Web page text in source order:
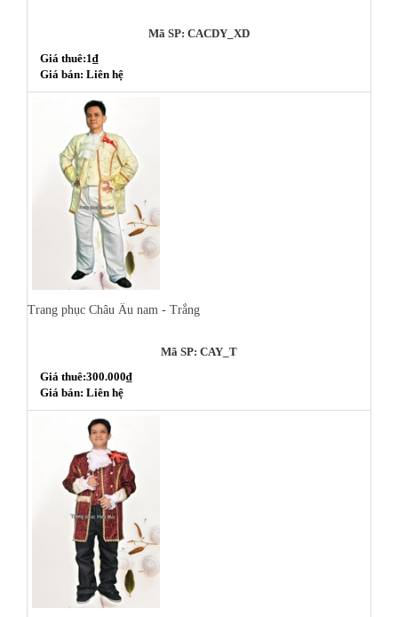
Mã SP: CACDY_XD
Giá thuê:1₫
Giá bán: Liên hệ
Trang phục Châu Âu nam - Trắng
Mã SP: CAY_T
Giá thuê:300.000₫
Giá bán: Liên hệ